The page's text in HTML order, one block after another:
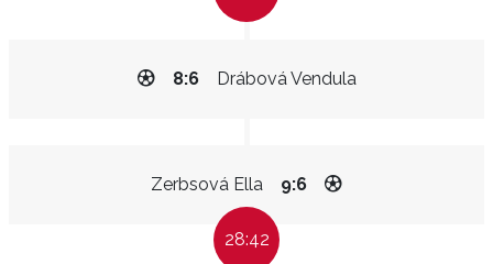
Drábová Vendula
8:6
Zerbsová Ella 9:6
28:42